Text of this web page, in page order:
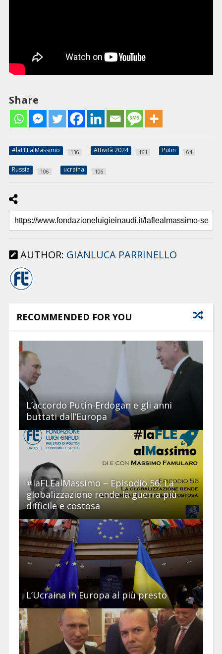
Share
#laFLEalMassimo 136 Attività 2024 161 Putin 64
Russia 106 ucraina 106
AUTHOR: GIANLUCA PARRINELLO
RECOMMENDED FOR YOU
L’accordo Putin-Erdogan e gli anni
buttati dall’Europa
#laFLEalMassimo – Episodio 56: La
globalizzazione rende la guerra più
difficile e costosa
L’Ucraina in Europa al più presto